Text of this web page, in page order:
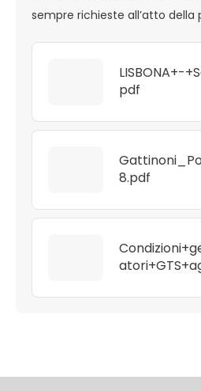
sempre richieste all’atto della
LISBONA+-
pdf
8.pdf